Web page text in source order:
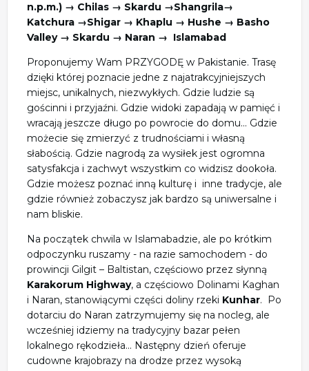
n.p.m.) → Chilas → Skardu →Shangrila→
Katchura →Shigar → Khaplu → Hushe → Basho
Valley → Skardu → Naran → Islamabad
Proponujemy Wam PRZYGODĘ w Pakistanie. Trasę
dzięki której poznacie jedne z najatrakcyjniejszych
miejsc, unikalnych, niezwykłych. Gdzie ludzie są
gościnni i przyjaźni. Gdzie widoki zapadają w pamięć i
wracają jeszcze długo po powrocie do domu... Gdzie
możecie się zmierzyć z trudnościami i własną
słabością. Gdzie nagrodą za wysiłek jest ogromna
satysfakcja i zachwyt wszystkim co widzisz dookoła.
Gdzie możesz poznać inną kulturę i inne tradycje, ale
gdzie również zobaczysz jak bardzo są uniwersalne i
nam bliskie.
Na początek chwila w Islamabadzie, ale po krótkim
odpoczynku ruszamy - na razie samochodem - do
prowincji Gilgit – Baltistan, częściowo przez słynną
Karakorum Highway, a częściowo Dolinami Kaghan
i Naran, stanowiącymi części doliny rzeki Kunhar. Po
dotarciu do Naran zatrzymujemy się na nocleg, ale
wcześniej idziemy na tradycyjny bazar pełen
lokalnego rękodzieła... Następny dzień oferuje
cudowne krajobrazy na drodze przez wysoką